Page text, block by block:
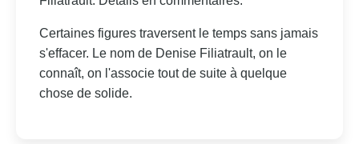
Certaines figures traversent le temps sans jamais
s'effacer. Le nom de Denise Filiatrault, on le
connaît, on l'associe tout de suite à quelque
chose de solide.